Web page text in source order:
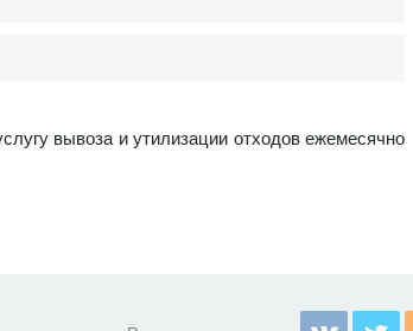
вывоза и утилизации отходов ежемесячно